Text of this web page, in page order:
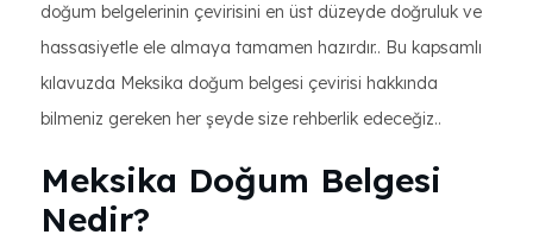
doğum belgelerinin çevirisini en üst düzeyde doğruluk ve
hassasiyetle ele almaya tamamen hazırdır.. Bu kapsamlı
kılavuzda Meksika doğum belgesi çevirisi hakkında
bilmeniz gereken her şeyde size rehberlik edeceğiz..
Meksika Doğum Belgesi
Nedir?